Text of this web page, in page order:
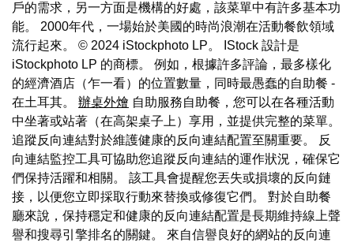
戶的需求，另一方面是機構的好處，該菜單中有許多基本功
能。 2000年代，一場始於美國的時尚浪潮在活動餐飲領域
流行起來。 © 2024 iStockphoto LP。 IStock 設計是
iStockphoto LP 的商標。 例如，根據許多評論，最多樣化
的經濟酒店（乍一看）的位置數量，同時最愚蠢的自助餐 -
在土耳其。 辦桌外燴 自助服務自助餐，您可以在各種活動
中坐著或站著（在高架桌子上）享用，並提供完整的菜單。
追蹤反向連結對於維護健康的反向連結配置至關重要。 反
向連結監控工具可協助您追蹤反向連結的運作狀況，確保它
們保持活躍和相關。 該工具會提醒您丟失或損壞的反向鏈
接，以便您立即採取行動來替換或修復它們。 對於自助餐
廳來說，保持穩定和健康的反向連結配置是長期維持線上聲
譽和搜尋引擎排名的關鍵。 來自信譽良好的網站的反向連